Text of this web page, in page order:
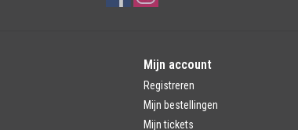
Mijn account
Registreren
Mijn bestellingen
Mijn tickets